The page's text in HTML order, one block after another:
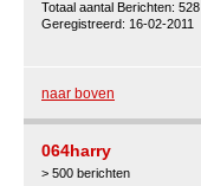
Totaal aantal Berichten: 528
Geregistreerd: 16-02-2011
naar boven
064harry
> 500 berichten